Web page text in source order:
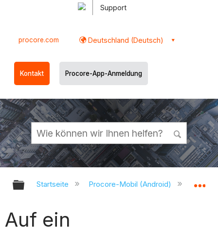
Support
procore.com Deutschland (Deutsch)
Kontakt Procore-App-Anmeldung
Globale Hierarchie auf- und
Startseite Procore-Mobil (Android)
Auf ein